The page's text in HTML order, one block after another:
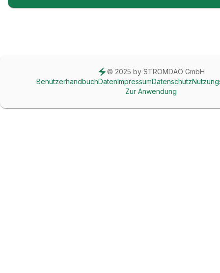
© 2025 by STROMDAO GmbH
BenutzerhandbuchDatenImpressumDatenschutz
Zur Anwendung